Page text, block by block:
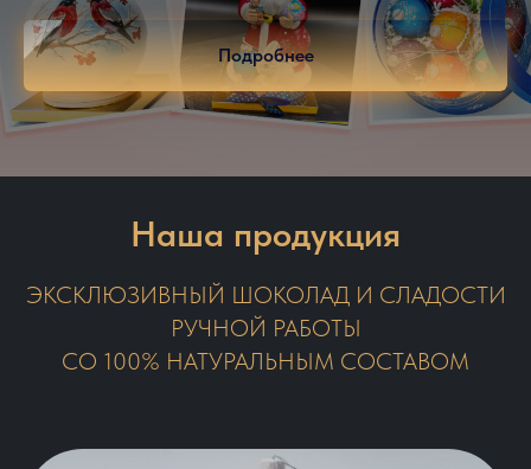
Подробнее
Наша продукция
ЭКСКЛЮЗИВНЫЙ ШОКОЛАД И СЛАДОСТИ
РУЧНОЙ РАБОТЫ
СО 100% НАТУРАЛЬНЫМ СОСТАВОМ